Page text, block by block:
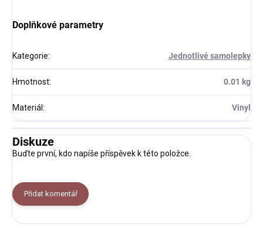
Doplňkové parametry
Kategorie: Jednotlivé samolepky
Hmotnost: 0.01 kg
Materiál : Vinyl
Diskuze
Buďte první, kdo napíše příspěvek k této položce.
Přidat komentář